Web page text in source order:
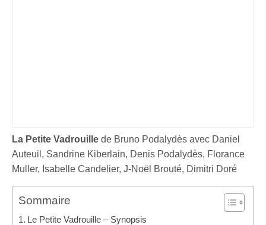
La Petite Vadrouillede Bruno Podalydès avec Daniel
Auteuil, Sandrine Kiberlain, Denis Podalydès, Florance
Muller, Isabelle Candelier, J-Noël Brouté, Dimitri Doré
Sommaire
Le Petite Vadrouille – Synopsis